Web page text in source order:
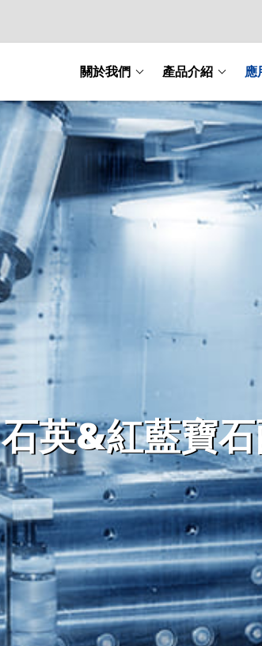
關於我們 產品介紹 應
石英&紅藍寶